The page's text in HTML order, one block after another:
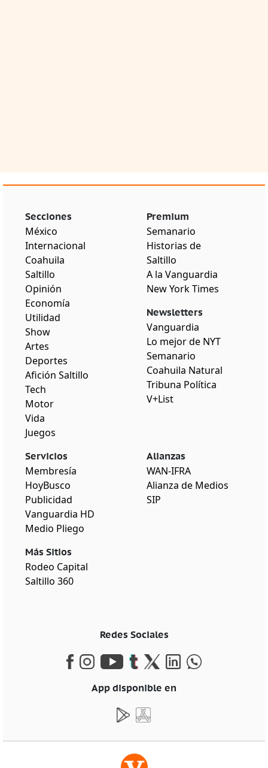
Secciones
México
Internacional
Coahuila
Saltillo
Opinión
Economía
Utilidad
Show
Artes
Deportes
Afición Saltillo
Tech
Motor
Vida
Juegos
Premium
Semanario
Historias de
Saltillo
A la Vanguardia
New York Times
Newsletters
Vanguardia
Lo mejor de NYT
Semanario
Coahuila Natural
Tribuna Política
V+List
Servicios
Membresía
HoyBusco
Publicidad
Vanguardia HD
Medio Pliego
Más Sitios
Rodeo Capital
Saltillo 360
Alianzas
WAN-IFRA
Alianza de Medios
SIP
Redes Sociales
App disponible en